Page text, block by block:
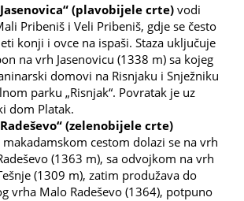
(plavobijele crte) vodi
Pribeniš i Veli Pribeniš, gdje se često
konji i ovce na ispaši. Staza uključuje
na vrh Jasenovicu (1338 m) sa kojeg
domovi na Risnjaku i Snježniku
parku „Risnjak“. Povratak je uz
dom Platak.
(zelenobijele crte)
cestom dolazi se na vrh
(1363 m), sa odvojkom na vrh
(1309 m), zatim produžava do
vrha Malo Radeševo (1364), potpuno